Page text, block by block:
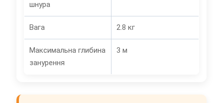
шнура
Вага 2.8 кг
Максимальна глибина
занурення
3 м